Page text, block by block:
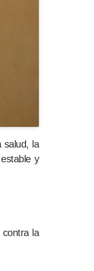
salud, la
y
contra la